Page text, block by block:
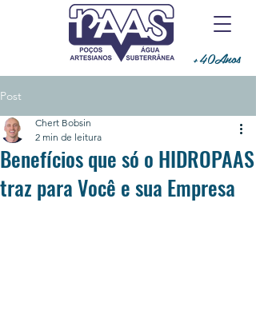
+40Anos
Post
Benefícios que só o HIDROPAAS
traz para Você e sua Empresa
Chert Bobsin
2 min de leitura